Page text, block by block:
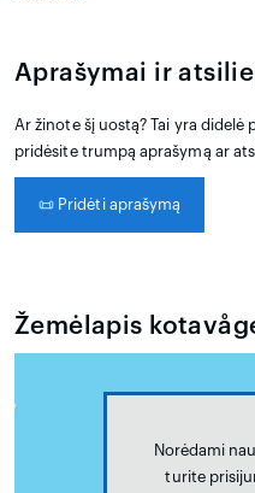
Aprašymai ir
Ar žinote šį uostą? Tai yra didelė
pridėsite trumpą aprašymą ar
📜 Pridėti aprašymą
Žemėlapis
Norėdami
turite